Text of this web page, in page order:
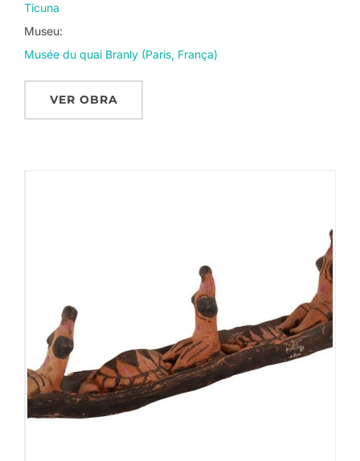
Ticuna
Museu:
Musée du quai Branly (Paris, França)
VER OBRA